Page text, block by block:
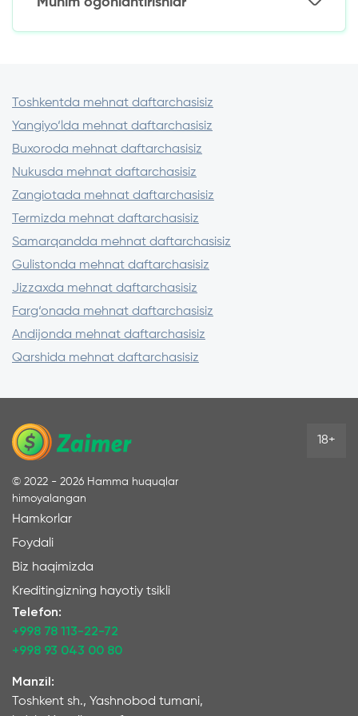
Kuniga 1,5% dan
Kreditor litsenziyasini O‘zR MB saytida
Oldindan to‘lov talab qiladigan
kreditorlardan saqlaning
3-5 ta tashkilotdagi sharoitlarni taqqoslang
Toshkentda mehnat daftarchasisiz
Yangiyo‘lda mehnat daftarchasisiz
Buxoroda mehnat daftarchasisiz
Nukusda mehnat daftarchasisiz
Zangiotada mehnat daftarchasisiz
Termizda mehnat daftarchasisiz
Samarqandda mehnat daftarchasisiz
Gulistonda mehnat daftarchasisiz
Jizzaxda mehnat daftarchasisiz
Farg‘onada mehnat daftarchasisiz
Andijonda mehnat daftarchasisiz
Qarshida mehnat daftarchasisiz
© 2022 - 2026 Hamma huquqlar
himoyalangan
Hamkorlar
Foydali
Biz haqimizda
Kreditingizning hayotiy tsikli
Telefon:
+998 78 113-22-72
+998 93 043 00 80
Manzil:
Toshkent sh., Yashnobod tumani,
18+